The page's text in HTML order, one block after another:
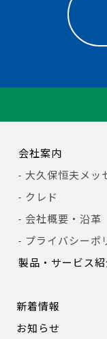
会社案内
大久保恒夫メッ
クレド
会社概要・沿革
プライバシーポ
製品・サービス紹
新着情報
お知らせ